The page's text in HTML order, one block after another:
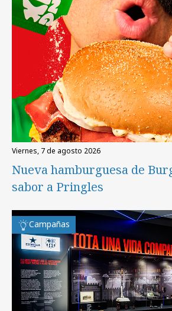
viernes, 7 de agosto 2026
Nueva hamburguesa de
sabor a Pringles
Campañas